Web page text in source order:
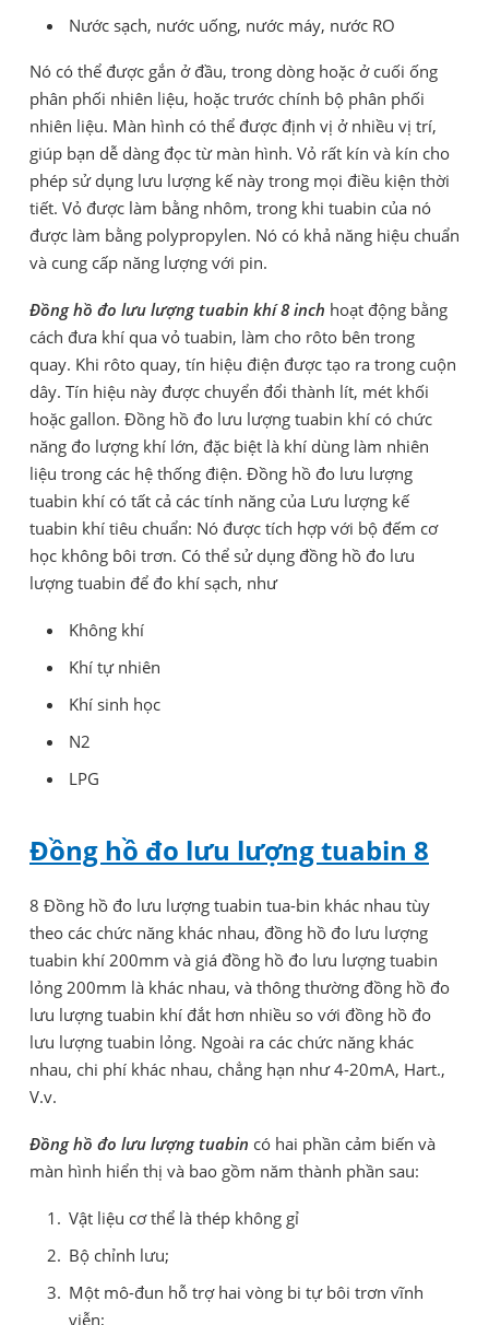
Nước sạch, nước uống, nước máy, nước RO
Nó có thể được gắn ở đầu, trong dòng hoặc ở cuối ống
phân phối nhiên liệu, hoặc trước chính bộ phân phối
nhiên liệu. Màn hình có thể được định vị ở nhiều vị trí,
giúp bạn dễ dàng đọc từ màn hình. Vỏ rất kín và kín cho
phép sử dụng lưu lượng kế này trong mọi điều kiện thời
tiết. Vỏ được làm bằng nhôm, trong khi tuabin của nó
được làm bằng polypropylen. Nó có khả năng hiệu chuẩn
và cung cấp năng lượng với pin.
Đồng hồ đo lưu lượng tuabin khí 8 inch hoạt động bằng
cách đưa khí qua vỏ tuabin, làm cho rôto bên trong
quay. Khi rôto quay, tín hiệu điện được tạo ra trong cuộn
dây. Tín hiệu này được chuyển đổi thành lít, mét khối
hoặc gallon. Đồng hồ đo lưu lượng tuabin khí có chức
năng đo lượng khí lớn, đặc biệt là khí dùng làm nhiên
liệu trong các hệ thống điện. Đồng hồ đo lưu lượng
tuabin khí có tất cả các tính năng của Lưu lượng kế
tuabin khí tiêu chuẩn: Nó được tích hợp với bộ đếm cơ
học không bôi trơn. Có thể sử dụng đồng hồ đo lưu
lượng tuabin để đo khí sạch, như
Không khí
Khí tự nhiên
Khí sinh học
N2
LPG
Đồng hồ đo lưu lượng tuabin 8
8 Đồng hồ đo lưu lượng tuabin tua-bin khác nhau tùy
theo các chức năng khác nhau, đồng hồ đo lưu lượng
tuabin khí 200mm và giá đồng hồ đo lưu lượng tuabin
lỏng 200mm là khác nhau, và thông thường đồng hồ đo
lưu lượng tuabin khí đắt hơn nhiều so với đồng hồ đo
lưu lượng tuabin lỏng. Ngoài ra các chức năng khác
nhau, chi phí khác nhau, chẳng hạn như 4-20mA, Hart.,
V.v.
Đồng hồ đo lưu lượng tuabin có hai phần cảm biến và
màn hình hiển thị và bao gồm năm thành phần sau:
Vật liệu cơ thể là thép không gỉ
Bộ chỉnh lưu;
Một mô-đun hỗ trợ hai vòng bi tự bôi trơn vĩnh
viễn;